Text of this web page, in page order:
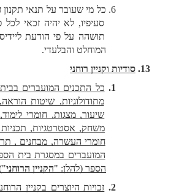
המוחלט והבלעדי.
סודיות וקניין רוחני
הספר (להלן: "הקניין הרוחני").